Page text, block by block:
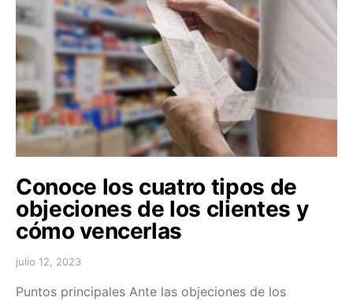
Conoce los cuatro tipos de
objeciones de los clientes y
cómo vencerlas
julio 12, 2023
Puntos principales Ante las objeciones de los